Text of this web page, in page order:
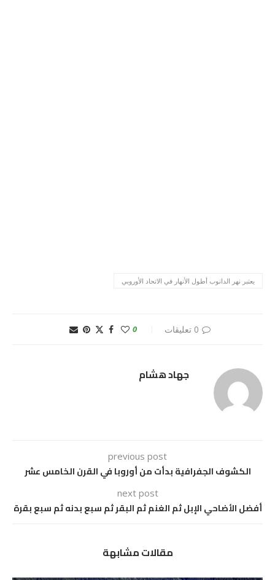
يعتبر نهر الدانوب أطول الأنهار في الاتحاد الأوروبي
0 تعليقات 0
جهاد هشام
previous post
الكشوف الجفرافية بدأت من أوروبا في القرن الخامس عشر
next post
أفضل الأضاحي الإبل ثم الغنم ثم البقر ثم سبع بدنه ثم سبع بقرة
مقالات مشابهة